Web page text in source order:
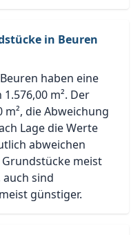
in Beuren
haben eine
m². Der
die Abweichung
Lage die Werte
abweichen
meist
sind
günstiger.